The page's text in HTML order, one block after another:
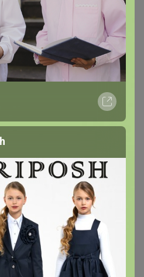
отлично!
Очень
спасибо!
"в пол" Шьют. Я 170,
брюк зачастую. А вообще
этот, когда коллекция
Автор уже получил заказ!